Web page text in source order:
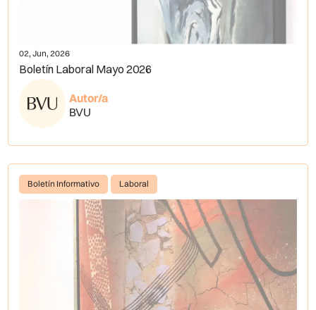
02, Jun, 2026
Boletín Laboral Mayo 2026
Autor/a
BVU
Boletín Informativo Laboral